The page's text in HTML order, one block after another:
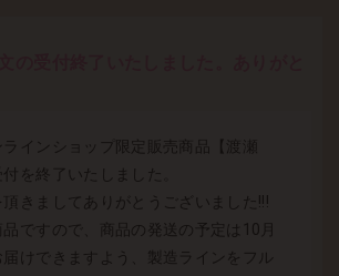
ラインショップ限定販売商品【渡瀬
付を終了いたしました。
頂きましてありがとうございました!!!
ですので、商品の発送の予定は10月
届けできますよう、製造ラインをフル